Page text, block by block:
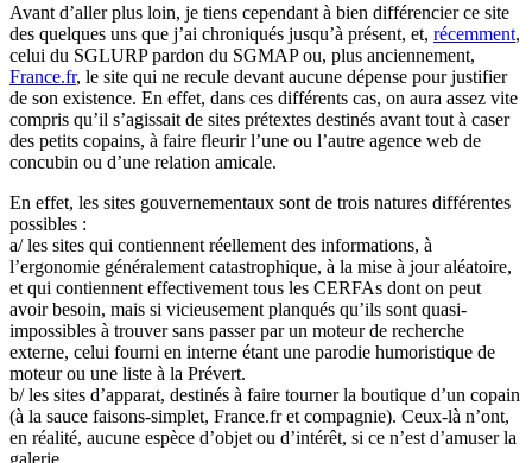
Avant d’aller plus loin, je tiens cependant à bien différencier ce site
des quelques uns que j’ai chroniqués jusqu’à présent, et, récemment,
celui du SGLURP pardon du SGMAP ou, plus anciennement,
France.fr, le site qui ne recule devant aucune dépense pour justifier
de son existence. En effet, dans ces différents cas, on aura assez vite
compris qu’il s’agissait de sites prétextes destinés avant tout à caser
des petits copains, à faire fleurir l’une ou l’autre agence web de
concubin ou d’une relation amicale.
En effet, les sites gouvernementaux sont de trois natures différentes
possibles :
a/ les sites qui contiennent réellement des informations, à
l’ergonomie généralement catastrophique, à la mise à jour aléatoire,
et qui contiennent effectivement tous les CERFAs dont on peut
avoir besoin, mais si vicieusement planqués qu’ils sont quasi-
impossibles à trouver sans passer par un moteur de recherche
externe, celui fourni en interne étant une parodie humoristique de
moteur ou une liste à la Prévert.
b/ les sites d’apparat, destinés à faire tourner la boutique d’un copain
(à la sauce faisons-simplet, France.fr et compagnie). Ceux-là n’ont,
en réalité, aucune espèce d’objet ou d’intérêt, si ce n’est d’amuser la
galerie.